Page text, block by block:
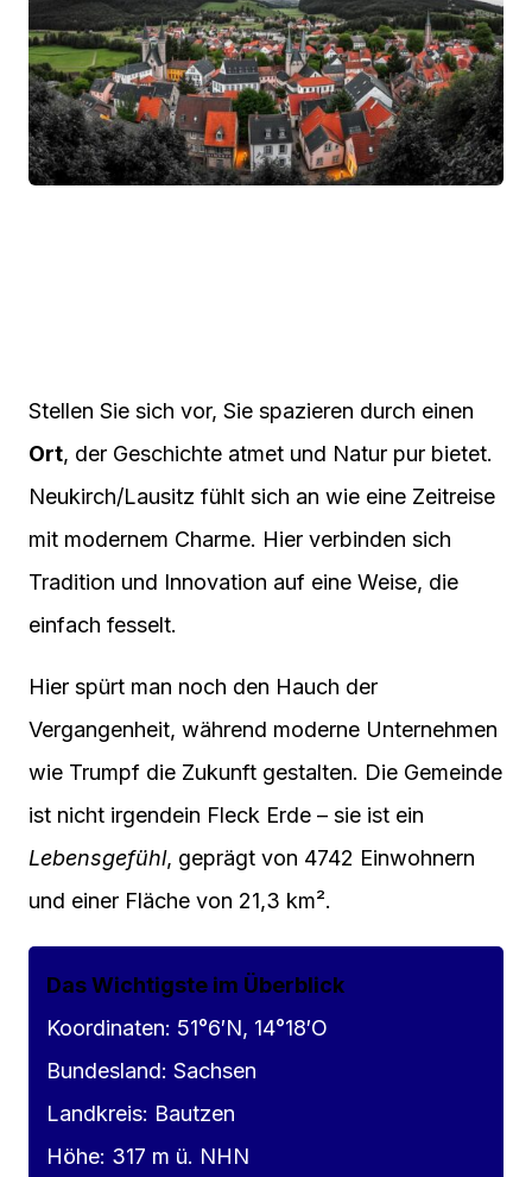
Stellen Sie sich vor, Sie spazieren durch einen
Ort, der Geschichte atmet und Natur pur bietet.
Neukirch/Lausitz fühlt sich an wie eine Zeitreise
mit modernem Charme. Hier verbinden sich
Tradition und Innovation auf eine Weise, die
einfach fesselt.
Hier spürt man noch den Hauch der
Vergangenheit, während moderne Unternehmen
wie Trumpf die Zukunft gestalten. Die Gemeinde
ist nicht irgendein Fleck Erde – sie ist ein
Lebensgefühl, geprägt von 4742 Einwohnern
und einer Fläche von 21,3 km².
Das Wichtigste im Überblick
Koordinaten: 51°6′N, 14°18′O
Bundesland: Sachsen
Landkreis: Bautzen
Höhe: 317 m ü. NHN